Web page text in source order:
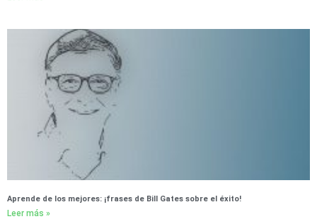
Aprende de los mejores: ¡frases de Bill Gates sobre el éxito!
Leer más »